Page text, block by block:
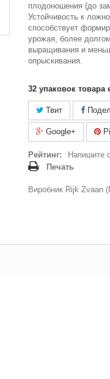
плодоношения (до
Устойчивость к
способствует
урожая, более
выращивания и
опрыскивания.
32 упаковок товара
Твит
Google+
Рейтинг:
Напишите
Печать
Виробник Rijk Zvaan